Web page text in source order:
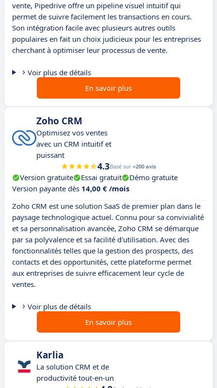
vente, Pipedrive offre un pipeline visuel intuitif qui
permet de suivre facilement les transactions en cours.
Son intégration facile avec plusieurs autres outils
populaires en fait un choix judicieux pour les entreprises
cherchant à optimiser leur processus de vente.
Voir plus de détails
En savoir plus
Zoho CRM
Optimisez vos ventes
avec un CRM intuitif et
puissant
4.3Basé sur +200 avis
Version gratuite Essai gratuit
Démo gratuite
Version payante dès 14,00 € /mois
Zoho CRM est une solution SaaS de premier plan dans le
paysage technologique actuel. Connu pour sa convivialité
et sa personnalisation avancée, Zoho CRM se démarque
par sa polyvalence et sa facilité d'utilisation. Avec des
fonctionnalités telles que la gestion des prospects, des
contacts et des opportunités, cette plateforme permet
aux entreprises de suivre efficacement leur cycle de
ventes.
Voir plus de détails
En savoir plus
Karlia
La solution CRM et de
productivité tout-en-un